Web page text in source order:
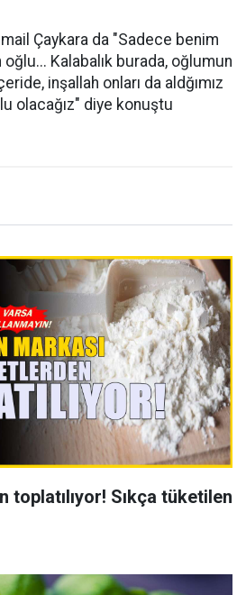
Çaykara da "Sadece benim
Kalabalık burada, oğlumun
inşallah onları da aldğımız
olacağız" diye konuştu
toplatılıyor! Sıkça tüketilen